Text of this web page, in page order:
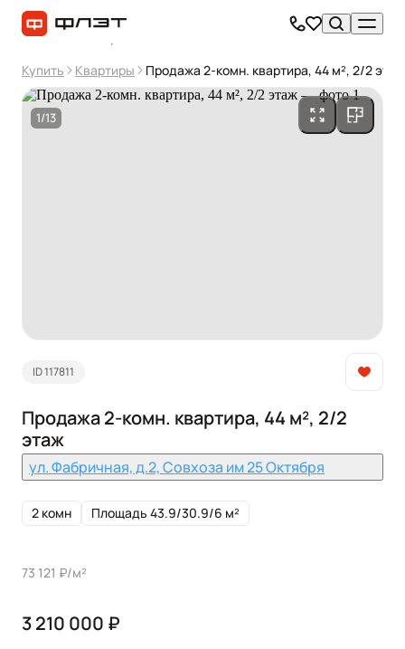
Купить Квартиры Продажа 2-комн. квартира, 44 м², 2/2 этаж
1/13
ID 117811
Продажа 2-комн. квартира, 44 м², 2/2
этаж
ул. Фабричная, д.2, Совхоза им 25 Октября
2 комн Площадь 43.9/30.9/6 м²
73 121 ₽/м²
3 210 000 ₽